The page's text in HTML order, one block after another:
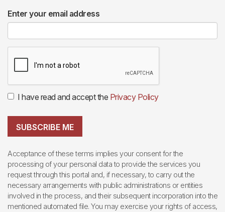
Enter your email address
I have read and accept the Privacy Policy
SUBSCRIBE ME
Acceptance of these terms implies your consent for the
processing of your personal data to provide the services you
request through this portal and, if necessary, to carry out the
necessary arrangements with public administrations or entities
involved in the process, and their subsequent incorporation into the
mentioned automated file. You may exercise your rights of access,